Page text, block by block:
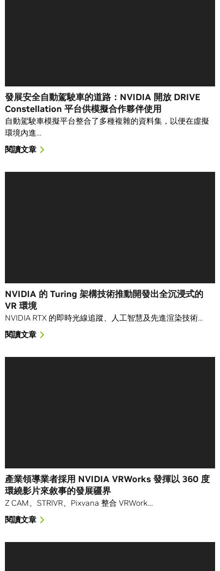
發展安全自動駕駛車的道路：NVIDIA 開放 DRIVE
Constellation 平台供模擬合作夥伴使用
自動駕駛車模擬平台整合了多種複雜的資料集，以便在虛擬
環境內進…
閱讀文章
NVIDIA 的 Turing 架構技術推動開發出全沉浸式的
VR 環境
NVIDIA RTX 的即時光線追蹤、人工智慧及先進渲染技術…
閱讀文章
產業領導業者採用 NVIDIA VRWorks 發揮以 360 度
環繞影片來敘事的發展疆界
Z CAM、STRIVR、Pixvana 整合 VRWork…
閱讀文章